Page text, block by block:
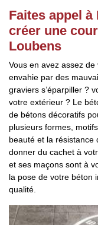
Faites appel
créer une
Loubens
Vous en avez assez
envahie par des
graviers s’éparpiller ?
votre extérieur ? Le
de bétons décoratifs
plusieurs formes,
beauté et la résistance
donner du cachet à
et ses maçons sont à
la pose de votre béton
qualité.